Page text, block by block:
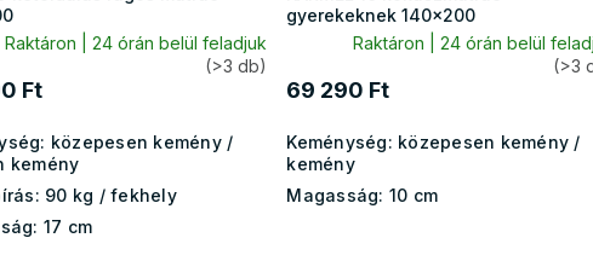
Raktáron | 24 órán belül feladjuk
(>3 db)
Ft
közepesen kemény /
kemény
90 kg / fekhely
17 cm
gyerekeknek 140x200
Raktáron | 24 órán belül
(>3
69 290 Ft
Keménység: közepesen kemény /
kemény
Magasság: 10 cm